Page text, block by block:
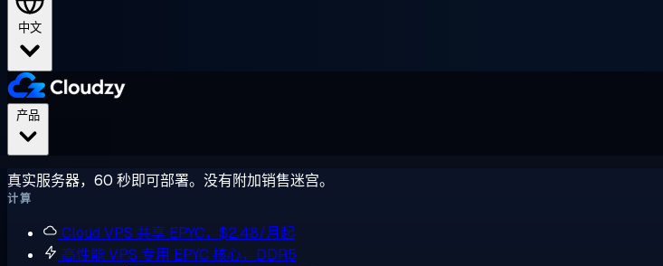
中文
真实服务器，60 秒即可部署。没有附加销售迷宫。
计算
Cloud VPS 共享 EPYC，$2.48/月起
高性能 VPS 专用 EPYC 核心，DDR5